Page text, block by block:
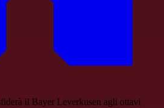
il Bayer Leverkusen agli ottavi